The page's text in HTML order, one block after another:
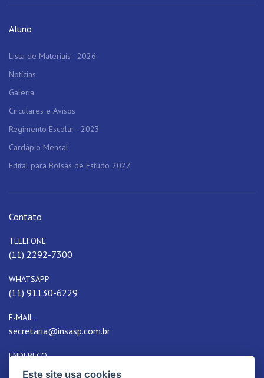
Aluno
Lista de Materiais - 2026
Notícias
Galeria
Circulares e Avisos
Regimento Escolar - 2023
Cardápio Mensal
Edital para Bolsas de Estudo 2027
Contato
TELEFONE
(11) 2292-7300
WHATSAPP
(11) 91130-6229
E-MAIL
secretaria@insasp.com.br
ENDEREÇO
Rua Passos, 36 - Belenzinho, São Paulo, SP, Brasil
Este site usa cookies